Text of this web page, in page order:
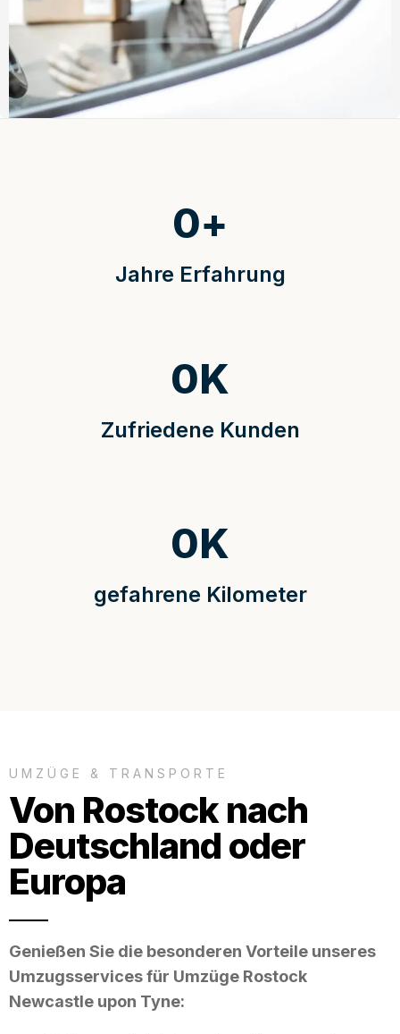
Jahre Erfahrung
0+
Zufriedene Kunden
0K
gefahrene Kilometer
0K
UMZÜGE & TRANSPORTE
Von Rostock nach
Deutschland oder
Europa
Genießen Sie die besonderen Vorteile unseres
Umzugsservices für Umzüge Rostock
Newcastle upon Tyne: